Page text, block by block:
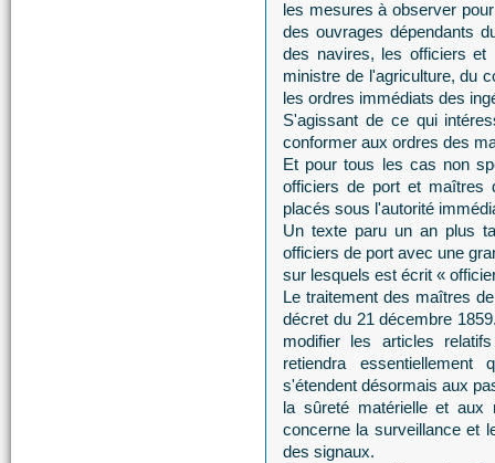
les mesures à observer
des ouvrages dépendants
des navires, les officiers
ministre de l'agriculture, du
les ordres immédiats des
S'agissant de ce qui
conformer aux ordres des
Et pour tous les cas non
officiers de port et maîtres
placés sous l'autorité
Un texte paru un an plus
officiers de port avec une
sur lesquels est écrit «
Le traitement des maîtres
décret du 21 décembre
modifier les articles
retiendra
s'étendent désormais aux
la sûreté matérielle et aux
concerne la surveillance et
des signaux.